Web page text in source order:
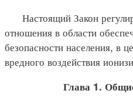
Настоящий Закон
отношения в области
безопасности населения, в
вредного воздействия
Глава 1. Общие